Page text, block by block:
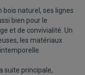
bois naturel, ses lignes
bien pour le
et de convivialité. Un
les matériaux
suite principale,